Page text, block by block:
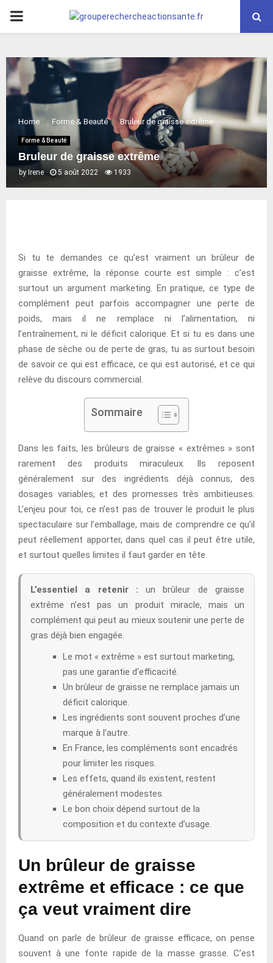
PRIMARY
Home Forme & Beauté Bruleur de graisse extrême
Forme & Beauté
Bruleur de graisse extrême
by Irene 5 août 2022 1933
Si tu te demandes ce qu’est vraiment un brûleur de
graisse extrême, la réponse courte est simple : c’est
surtout un argument marketing. En pratique, ce type de
complément peut parfois accompagner une perte de
poids, mais il ne remplace ni l’alimentation, ni
l’entraînement, ni le déficit calorique. Et si tu es dans une
phase de sèche ou de perte de gras, tu as surtout besoin
de savoir ce qui est efficace, ce qui est autorisé, et ce qui
relève du discours commercial.
Sommaire
Dans les faits, les brûleurs de graisse « extrêmes » sont
rarement des produits miraculeux. Ils reposent
généralement sur des ingrédients déjà connus, des
dosages variables, et des promesses très ambitieuses.
L’enjeu pour toi, ce n’est pas de trouver le produit le plus
spectaculaire sur l’emballage, mais de comprendre ce qu’il
peut réellement apporter, dans quel cas il peut être utile,
et surtout quelles limites il faut garder en tête.
L’essentiel a retenir : un brûleur de graisse
extrême n’est pas un produit miracle, mais un
complément qui peut au mieux soutenir une perte de
gras déjà bien engagée.
Le mot « extrême » est surtout marketing,
pas une garantie d’efficacité.
Un brûleur de graisse ne remplace jamais un
déficit calorique.
Les ingrédients sont souvent proches d’une
marque à l’autre.
En France, les compléments sont encadrés
pour limiter les risques.
Les effets, quand ils existent, restent
généralement modestes.
Le bon choix dépend surtout de la
composition et du contexte d’usage.
Un brûleur de graisse
extrême et efficace : ce que
ça veut vraiment dire
Quand on parle de brûleur de graisse efficace, on pense
souvent à une fonte rapide de la masse grasse. C’est